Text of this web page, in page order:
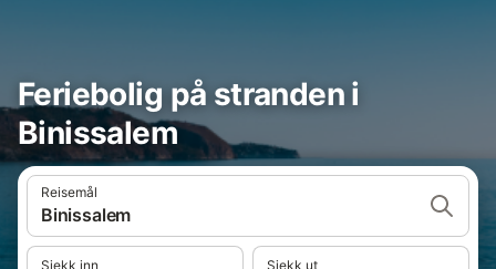
Feriebolig på stranden i
Binissalem
Reisemål
Binissalem
Sjekk inn Sjekk ut